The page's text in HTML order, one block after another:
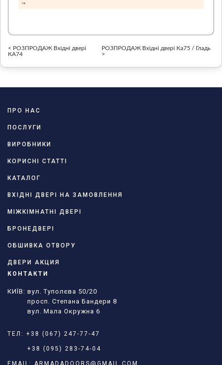
< РОЗПРОДАЖ Вхідні двері
КА74
РОЗПРОДАЖ Вхідні двері Ка75 / Гладь
>
ПРО НАС
ПОСЛУГИ
ВИРОБНИКИ
КОРИСНІ СТАТТІ
КАТАЛОГ
ВХІДНІ ДВЕРІ НА ЗАМОВЛЕННЯ
МІЖКІМНАТНІ ДВЕРІ
БРОНЕДВЕРІ
ОБШИВКА ОТВОРУ
ДВЕРИ АКЦИЯ
КОНТАКТИ
КИЇВ: вул. Туполєва 50/20
просп. Степана Бандери 8
вул. Мала Окружна 6
ТЕЛ: +38 (067) 247-77-47
+38 (095) 283-74-04
EMAIL: ARMADADOORS@GMAIL.COM